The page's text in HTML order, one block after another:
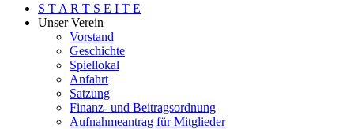
S T A R T S E I T E
Unser Verein
Vorstand
Geschichte
Spiellokal
Anfahrt
Satzung
Finanz- und Beitragsordnung
Aufnahmeantrag für Mitglieder